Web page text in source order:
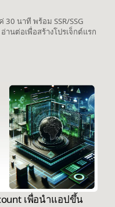
นาที พร้อม SSR/SSG
านต่อเพื่อสร้างโปรเจ็กต์แรก
เพื่อนำแอปขึ้น